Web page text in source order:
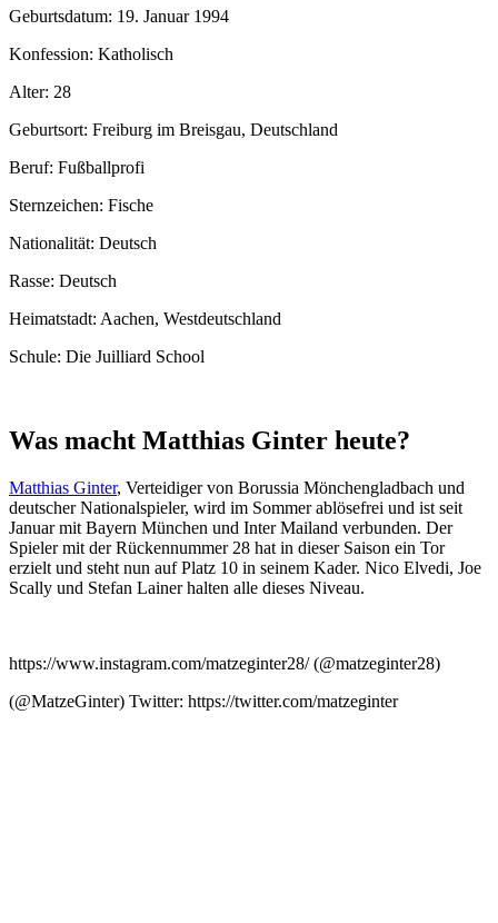
Geburtsdatum: 19. Januar 1994
Konfession: Katholisch
Alter: 28
Geburtsort: Freiburg im Breisgau, Deutschland
Beruf: Fußballprofi
Sternzeichen: Fische
Nationalität: Deutsch
Rasse: Deutsch
Heimatstadt: Aachen, Westdeutschland
Schule: Die Juilliard School
Was macht Matthias Ginter heute?
Matthias Ginter, Verteidiger von Borussia Mönchengladbach und
deutscher Nationalspieler, wird im Sommer ablösefrei und ist seit
Januar mit Bayern München und Inter Mailand verbunden. Der
Spieler mit der Rückennummer 28 hat in dieser Saison ein Tor
erzielt und steht nun auf Platz 10 in seinem Kader. Nico Elvedi, Joe
Scally und Stefan Lainer halten alle dieses Niveau.
https://www.instagram.com/matzeginter28/ (@matzeginter28)
(@MatzeGinter) Twitter: https://twitter.com/matzeginter